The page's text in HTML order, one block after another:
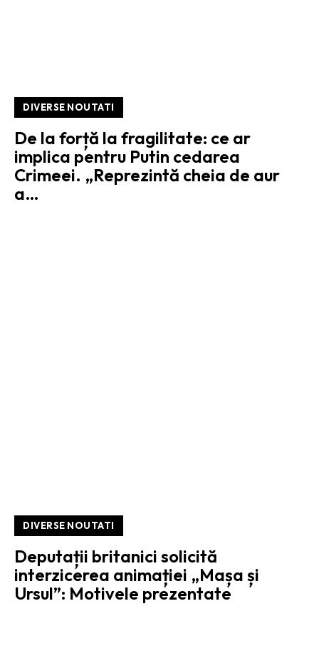
DIVERSE NOUTATI
De la forță la fragilitate: ce ar
implica pentru Putin cedarea
Crimeei. „Reprezintă cheia de aur
a…
DIVERSE NOUTATI
Deputații britanici solicită
interzicerea animației „Mașa și
Ursul”: Motivele prezentate